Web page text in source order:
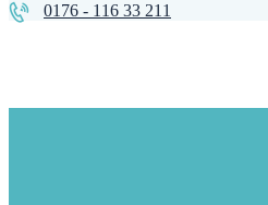
0176 - 116 33 211